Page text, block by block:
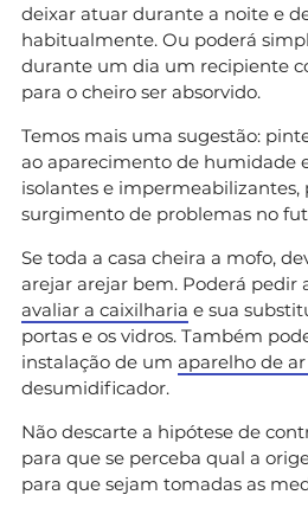
deixar atuar durante a noite e
habitualmente. Ou poderá
durante um dia um recipiente
para o cheiro ser absorvido.
Temos mais uma sugestão:
ao aparecimento de humidade
isolantes e impermeabilizantes,
surgimento de problemas no
Se toda a casa cheira a mofo,
arejar arejar bem. Poderá pedir
avaliar a caixilharia e sua
portas e os vidros. Também
instalação de um aparelho de
desumidificador.
Não descarte a hipótese de
para que se perceba qual a
para que sejam tomadas as